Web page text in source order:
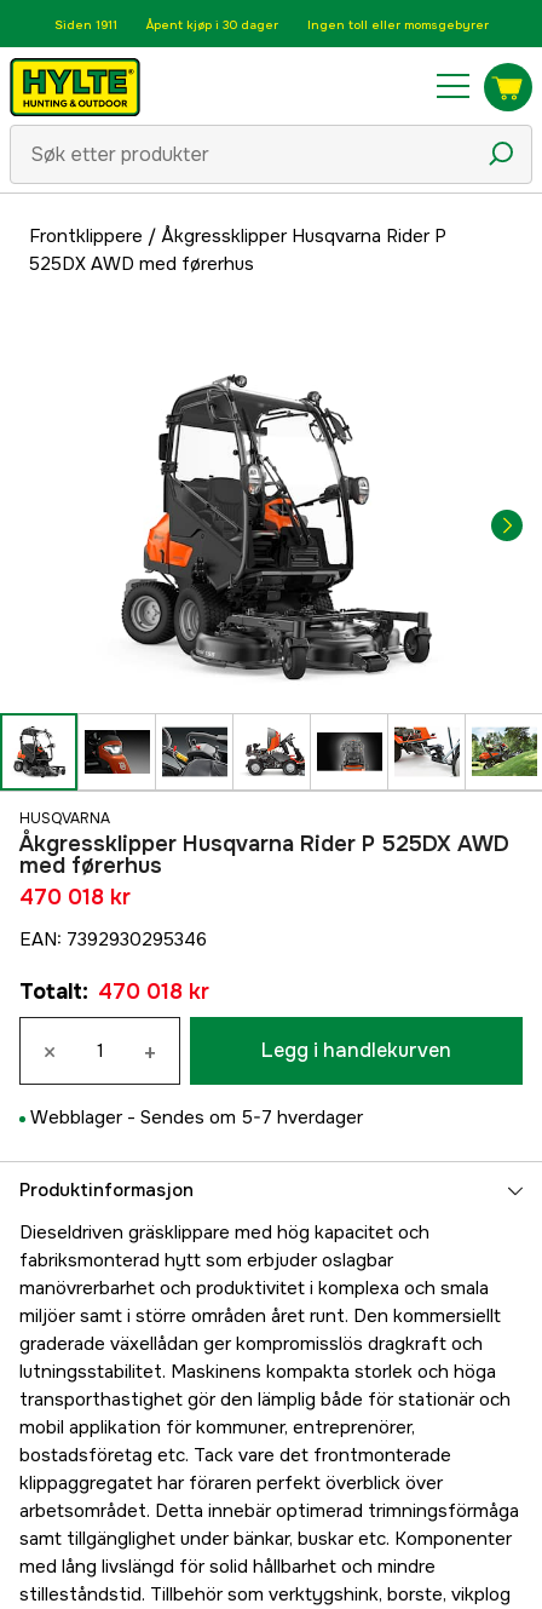
Siden 1911 Åpent kjøp i 30 dager Ingen toll eller momsgebyrer
Frontklippere / Åkgressklipper Husqvarna Rider P
525DX AWD med førerhus
HUSQVARNA
Åkgressklipper Husqvarna Rider P 525DX AWD
med førerhus
470 018 kr
EAN: 7392930295346
Totalt: 470 018 kr
× + Legg i handlekurven
Webblager - Sendes om 5-7 hverdager
Produktinformasjon
Dieseldriven gräsklippare med hög kapacitet och
fabriksmonterad hytt som erbjuder oslagbar
manövrerbarhet och produktivitet i komplexa och smala
miljöer samt i större områden året runt. Den kommersiellt
graderade växellådan ger kompromisslös dragkraft och
lutningsstabilitet. Maskinens kompakta storlek och höga
transporthastighet gör den lämplig både för stationär och
mobil applikation för kommuner, entreprenörer,
bostadsföretag etc. Tack vare det frontmonterade
klippaggregatet har föraren perfekt överblick över
arbetsområdet. Detta innebär optimerad trimningsförmåga
samt tillgänglighet under bänkar, buskar etc. Komponenter
med lång livslängd för solid hållbarhet och mindre
stilleståndstid. Tillbehör som verktygshink, borste, vikplog